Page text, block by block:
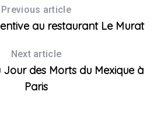
Previous article
au restaurant Le Murat
Next article
des Morts du Mexique à
Paris